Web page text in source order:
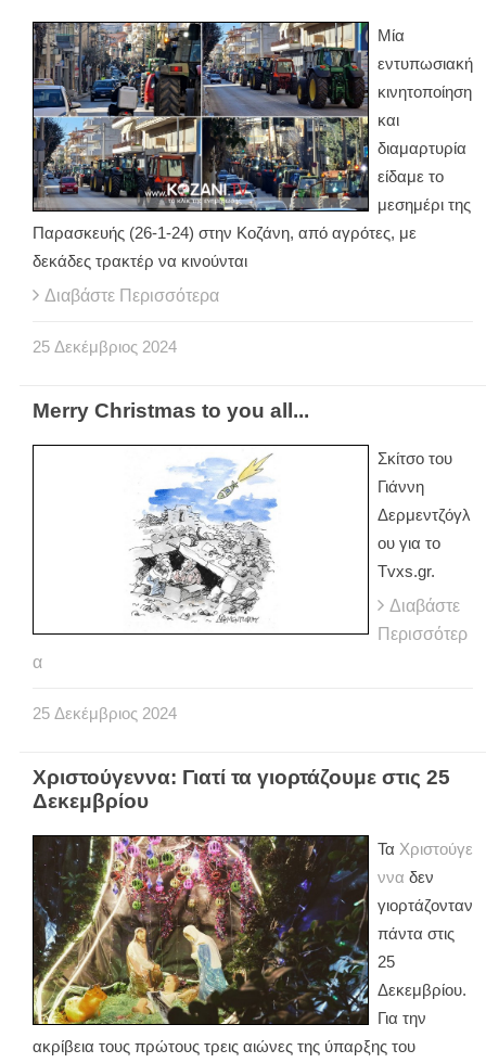
Μία
εντυπωσιακή
κινητοποίηση
και
διαμαρτυρία
είδαμε το
μεσημέρι της
Παρασκευής (26-1-24) στην Κοζάνη, από αγρότες, με
δεκάδες τρακτέρ να κινούνται
Διαβάστε Περισσότερα
25 Δεκέμβριος 2024
Merry Christmas to you all...
Σκίτσο του
Γιάννη
Δερμεντζόγλ
ου για το
Tvxs.gr.
Διαβάστε
Περισσότερ
α
25 Δεκέμβριος 2024
Χριστούγεννα: Γιατί τα γιορτάζουμε στις 25
Δεκεμβρίου
Τα Χριστούγε
ννα δεν
γιορτάζονταν
πάντα στις
25
Δεκεμβρίου.
Για την
ακρίβεια τους πρώτους τρεις αιώνες της ύπαρξης του